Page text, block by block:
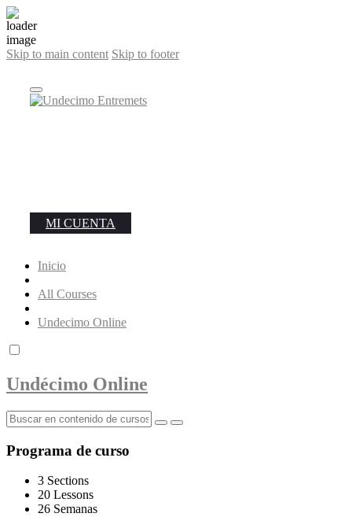
Skip to main content Skip to footer
MI CUENTA
Inicio
All Courses
Undecimo Online
Undécimo Online
Programa de curso
3 Sections
20 Lessons
26 Semanas